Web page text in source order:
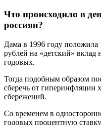
Что происходило в
россиян?
Дама в 1996 году
рублей на «детский» вклад
годовых.
Тогда подобным образом
сберечь от гиперинфляции
сбережений.
Со временем в
годовых процентную